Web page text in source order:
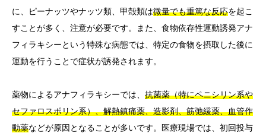
に、ピーナッツやナッツ類、甲殻類は微量でも重篤な反応を起こ
すことが多く、注意が必要です。また、食物依存性運動誘発アナ
フィラキシーという特殊な病態では、特定の食物を摂取した後に
運動を行うことで症状が誘発されます。
薬物によるアナフィラキシーでは、 抗菌薬（特にペニシリン系や
セファロスポリン系）、解熱鎮痛薬、造影剤、筋弛緩薬、血管作
動薬などが原因となることが多いです。医療現場では、初回投与